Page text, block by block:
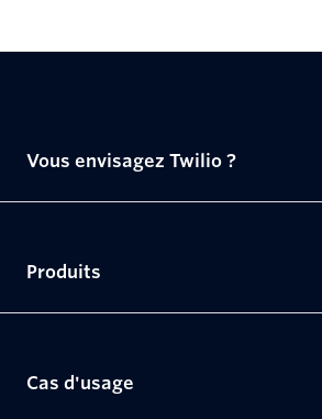
Vous envisagez Twilio ?
Produits
Cas d'usage